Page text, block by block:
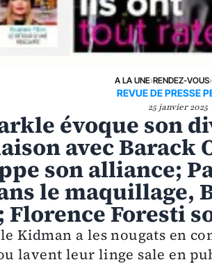
A LA UNE›RENDEZ-VOUS›
REVUE DE PRESSE
25 janvier 2025
évoque son
avec Barack
son alliance;
le maquillage,
Foresti
Kidman a les nougats en
lavent leur linge sale en